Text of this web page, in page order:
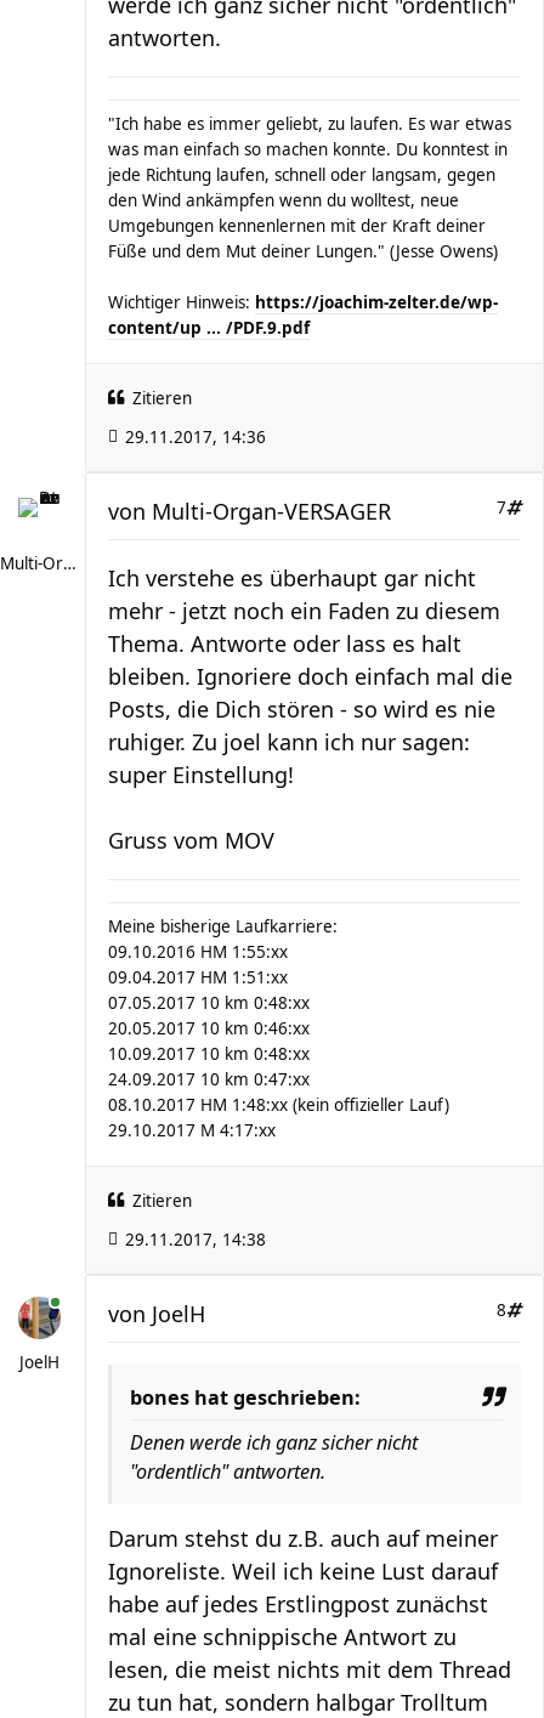
antworten.
"Ich habe es immer geliebt, zu laufen. Es war etwas
was man einfach so machen konnte. Du konntest in
jede Richtung laufen, schnell oder langsam, gegen
den Wind ankämpfen wenn du wolltest, neue
Umgebungen kennenlernen mit der Kraft deiner
Füße und dem Mut deiner Lungen." (Jesse Owens)
Wichtiger Hinweis: https://joachim-zelter.de/wp-
content/up ... /PDF.9.pdf
Zitieren
29.11.2017, 14:36
Multi-Organ-VERSAGER
7
von Multi-Organ-VERSAGER
Ich verstehe es überhaupt gar nicht
mehr - jetzt noch ein Faden zu diesem
Thema. Antworte oder lass es halt
bleiben. Ignoriere doch einfach mal die
Posts, die Dich stören - so wird es nie
ruhiger. Zu joel kann ich nur sagen:
super Einstellung!
Gruss vom MOV
Meine bisherige Laufkarriere:
09.10.2016 HM 1:55:xx
09.04.2017 HM 1:51:xx
07.05.2017 10 km 0:48:xx
20.05.2017 10 km 0:46:xx
10.09.2017 10 km 0:48:xx
24.09.2017 10 km 0:47:xx
08.10.2017 HM 1:48:xx (kein offizieller Lauf)
29.10.2017 M 4:17:xx
Zitieren
29.11.2017, 14:38
JoelH
8
von JoelH
bones hat geschrieben:
Denen werde ich ganz sicher nicht
"ordentlich" antworten.
Darum stehst du z.B. auch auf meiner
Ignoreliste. Weil ich keine Lust darauf
habe auf jedes Erstlingpost zunächst
mal eine schnippische Antwort zu
lesen, die meist nichts mit dem Thread
zu tun hat, sondern halbgar Trolltum